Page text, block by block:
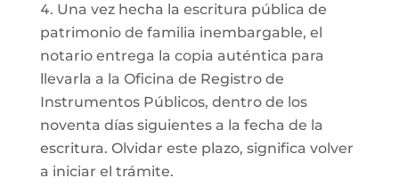
Una vez hecha la escritura pública de
patrimonio de familia inembargable, el
notario entrega la copia auténtica para
llevarla a la Oficina de Registro de
Instrumentos Públicos, dentro de los
noventa días siguientes a la fecha de la
escritura. Olvidar este plazo, significa volver
a iniciar el trámite.